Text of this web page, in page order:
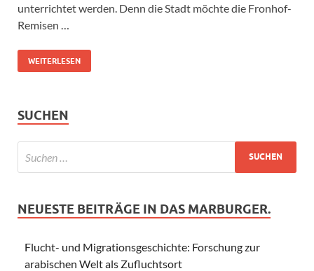
unterrichtet werden. Denn die Stadt möchte die Fronhof-
Remisen …
WEITERLESEN
SUCHEN
NEUESTE BEITRÄGE IN DAS MARBURGER.
Flucht- und Migrationsgeschichte: Forschung zur
arabischen Welt als Zufluchtsort